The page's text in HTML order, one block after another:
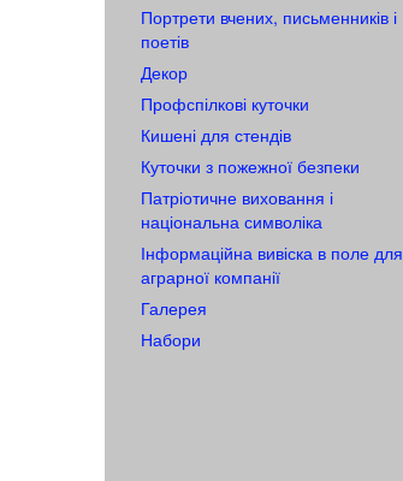
Портрети вчених, письменників і
поетів
Декор
Профспілкові куточки
Кишені для стендів
Куточки з пожежної безпеки
Патріотичне виховання і
національна символіка
Інформаційна вивіска в поле для
аграрної компанії
Галерея
Набори